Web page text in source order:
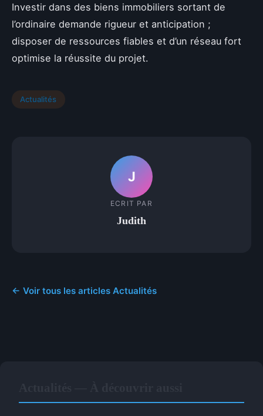
Investir dans des biens immobiliers sortant de
l’ordinaire demande rigueur et anticipation ;
disposer de ressources fiables et d’un réseau fort
optimise la réussite du projet.
Actualités
J
ECRIT PAR
Judith
← Voir tous les articles Actualités